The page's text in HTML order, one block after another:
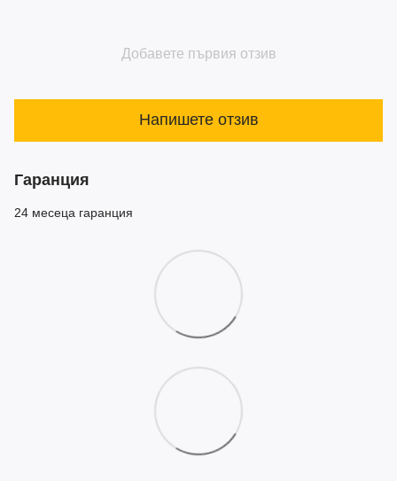
Добавете първия отзив
Напишете отзив
Гаранция
24 месеца гаранция